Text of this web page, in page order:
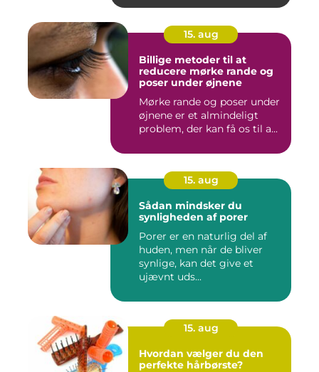
15. aug
Billige metoder til at
reducere mørke rande og
poser under øjnene
Mørke rande og poser under
øjnene er et almindeligt
problem, der kan få os til a...
15. aug
Sådan mindsker du
synligheden af porer
Porer er en naturlig del af
huden, men når de bliver
synlige, kan det give et
ujævnt uds...
15. aug
Hvordan vælger du den
perfekte hårbørste?